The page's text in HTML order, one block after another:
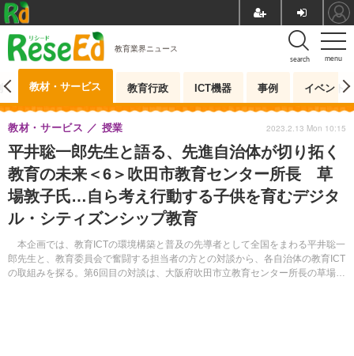
menu
search
教育業界ニュース
教材・サービス 教育行政 ICT機器 事例 イベント
平井聡一郎先生と語る、先進自治体が切り拓く
教育の未来＜6＞吹田市教育センター所長 草
場敦子氏…自ら考え行動する子供を育むデジタ
ル・シティズンシップ教育
本企画では、教育ICTの環境構築と普及の先導者として全国をまわる平井聡一
郎先生と、教育委員会で奮闘する担当者の方との対談から、各自治体の教育ICT
の取組みを探る。第6回目の対談は、大阪府吹田市立教育センター所長の草場敦
教材・サービス 授業 2023.2.13 Mon 10:15